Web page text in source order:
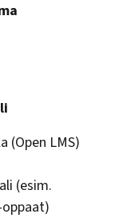
(Open LMS)
(esim.